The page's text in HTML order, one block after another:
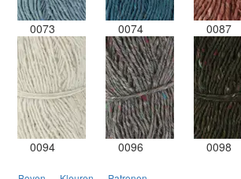
0073 0074 0087
0094 0096 0098